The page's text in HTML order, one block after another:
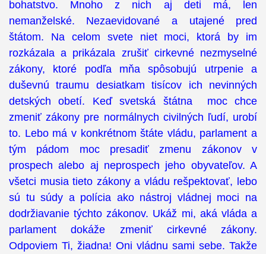
bohatstvo. Mnoho z nich aj deti má, len
nemanželské. Nezaevidované a utajené pred
štátom. Na celom svete niet moci, ktorá by im
rozkázala a prikázala zrušiť cirkevné nezmyselné
zákony, ktoré podľa mňa spôsobujú utrpenie a
duševnú traumu desiatkam tisícov ich nevinných
detských obetí. Keď svetská štátna moc chce
zmeniť zákony pre normálnych civilných ľudí, urobí
to. Lebo má v konkrétnom štáte vládu, parlament a
tým pádom moc presadiť zmenu zákonov v
prospech alebo aj neprospech jeho obyvateľov. A
všetci musia tieto zákony a vládu rešpektovať, lebo
sú tu súdy a polícia ako nástroj vládnej moci na
dodržiavanie týchto zákonov. Ukáž mi, aká vláda a
parlament dokáže zmeniť cirkevné zákony.
Odpoviem Ti, žiadna! Oni vládnu sami sebe. Takže